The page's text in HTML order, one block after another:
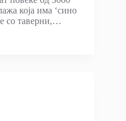
која има ‘сино
со таверни,…